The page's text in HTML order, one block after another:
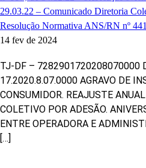
29.03.22 – Comunicado Diretoria
Resolução Normativa ANS/RN nº
14 fev de 2024
TJ-DF – 7282901720208070000
17.2020.8.07.0000 AGRAVO DE
CONSUMIDOR. REAJUSTE
COLETIVO POR ADESÃO.
ENTRE OPERADORA E
[…]